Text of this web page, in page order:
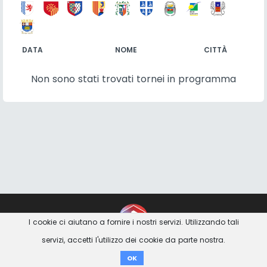
DATA NOME CITTÀ
Non sono stati trovati tornei in programma
Donare
I cookie ci aiutano a fornire i nostri servizi. Utilizzando tali
servizi, accetti l'utilizzo dei cookie da parte nostra.
OK